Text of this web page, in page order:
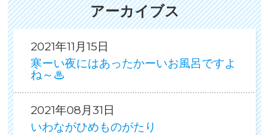
アーカイブス
2021年11月15日
寒ーい夜にはあったかーいお風呂ですよ
ね～♨
2021年08月31日
いわながひめものがたり